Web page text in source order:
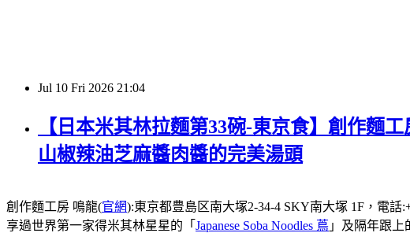
Jul 10 Fri 2026 21:04
【日本米其林拉麵第33碗-東京食】創作麵
山椒辣油芝麻醬肉醬的完美湯頭
創作麵工房 鳴龍(官網):東京都豊島区南大塚2-34-4 SKY南大塚 1F，電話
享過世界第一家得米其林星星的「 Japanese Soba Noodles 蔦 」及隔年跟上